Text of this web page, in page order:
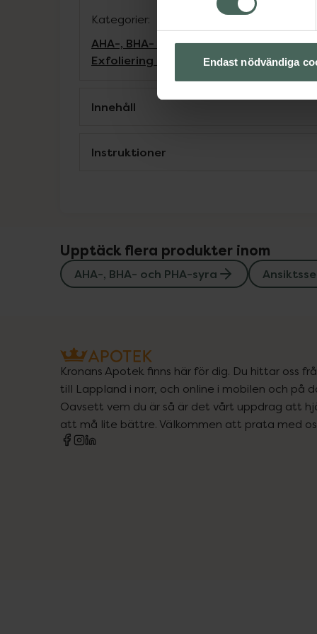
Endast nödvändiga
Kategorier:
AHA-, BHA- och PHA-syraAnsiktsserum
Exfoliering för ansiktetHudvårdK-
Innehåll
Instruktioner
Upptäck flera produkter inom
AHA-, BHA- och PHA-syra
Kronans Apotek finns här för dig. Du hittar oss
till Lappland i norr, och online i mobilen och på
Oavsett vem du är så är det vårt uppdrag att
att må lite bättre. Välkommen att prata med